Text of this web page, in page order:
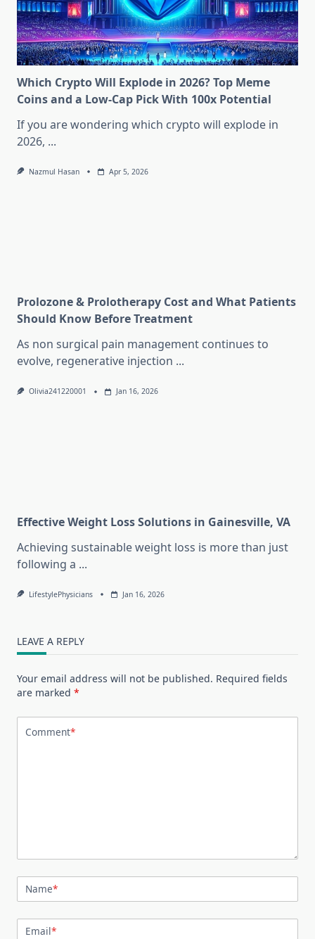
Which Crypto Will Explode in 2026? Top Meme
Coins and a Low-Cap Pick With 100x Potential
If you are wondering which crypto will explode in
2026, ...
Nazmul Hasan Apr 5, 2026
Prolozone & Prolotherapy Cost and What Patients
Should Know Before Treatment
As non surgical pain management continues to
evolve, regenerative injection ...
Olivia241220001 Jan 16, 2026
Effective Weight Loss Solutions in Gainesville, VA
Achieving sustainable weight loss is more than just
following a ...
LifestylePhysicians Jan 16, 2026
LEAVE A REPLY
Your email address will not be published. Required fields
are marked *
Comment*
Name*
Email*